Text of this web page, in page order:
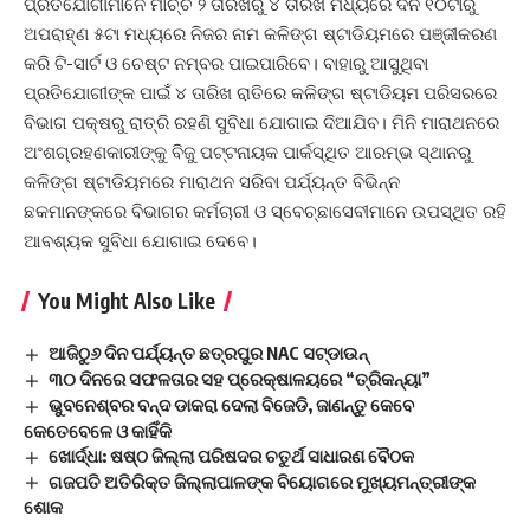
ଅପରାହ୍‌ଣ ୫ଟା ମଧ୍ୟରେ ନିଜର ନାମ କଳିଙ୍ଗ ଷ୍ଟାଡିୟମରେ ପଞ୍ଜୀକରଣ
କରି ଟି-ସାର୍ଟ ଓ ଚେଷ୍ଟ ନମ୍ବର ପାଇପାରିବେ। ବାହାରୁ ଆସୁଥିବା
ପ୍ରତିଯୋଗୀଙ୍କ ପାଇଁ ୪ ତାରିଖ ରାତିରେ କଳିଙ୍ଗ ଷ୍ଟାଡିୟମ ପରିସରରେ
ବିଭାଗ ପକ୍ଷରୁ ରାତ୍ରି ରହଣି ସୁବିଧା ଯୋଗାଇ ଦିଆଯିବ। ମିନି ମାରାଥନରେ
ଅଂଶଗ୍ରହଣକାରୀଙ୍କୁ ବିଜୁ ପଟ୍ଟନାୟକ ପାର୍କସ୍ଥିତ ଆରମ୍ଭ ସ୍ଥାନରୁ
କଳିଙ୍ଗ ଷ୍ଟାଡିୟମରେ ମାରାଥନ ସରିବା ପର୍ଯ୍ୟନ୍ତ ବିଭିନ୍ନ
ଛକମାନଙ୍କରେ ବିଭାଗର କର୍ମଚାରୀ ଓ ସ୍ବେଚ୍ଛାସେବୀମାନେ ଉପସ୍ଥିତ ରହି
ଆବଶ୍ୟକ ସୁବିଧା ଯୋଗାଇ ଦେବେ।
You Might Also Like
ଆଜିଠୁ୬ ଦିନ ପର୍ଯ୍ୟନ୍ତ ଛତ୍ରପୁର NAC ସଟ୍‌ଡାଉନ୍
୩୦ ଦିନରେ ସଫଳତାର ସହ ପ୍ରେକ୍ଷାଳୟରେ “ତ୍ରିକନ୍ୟା”
ଭୁବନେଶ୍ବର ବନ୍ଦ ଡାକରା ଦେଲା ବିଜେଡି, ଜାଣନ୍ତୁ କେବେ
କେତେବେଳେ ଓ କାହିଁକି
ଖୋର୍ଦ୍ଧା: ଷଷ୍ଠ ଜିଲ୍ଲା ପରିଷଦର ଚତୁର୍ଥ ସାଧାରଣ ବୈଠକ
ଗଜପତି ଅତିରିକ୍ତ ଜିଲ୍ଲାପାଳଙ୍କ ବିୟୋଗରେ ମୁଖ୍ୟମନ୍ତ୍ରୀଙ୍କ
ଶୋକ